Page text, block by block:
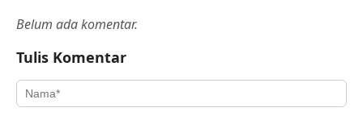
Belum ada komentar.
Tulis Komentar